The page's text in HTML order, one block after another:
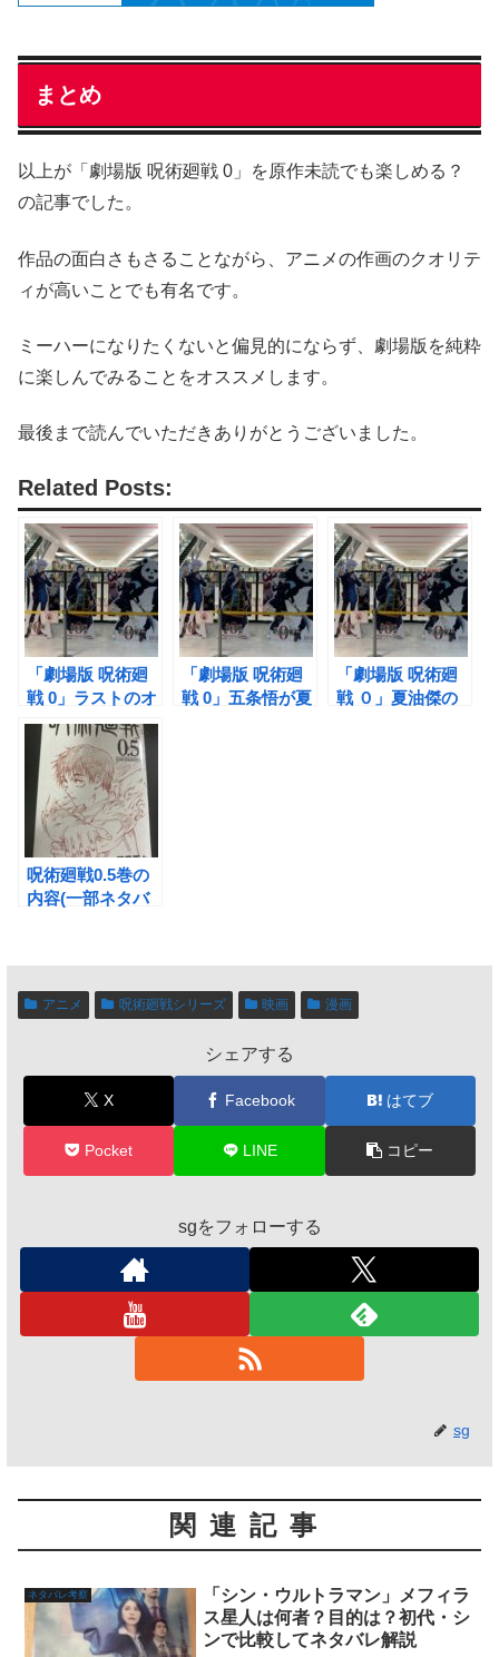
まとめ
以上が「劇場版 呪術廻戦 0」を原作未読でも楽しめる？
の記事でした。
作品の面白さもさることながら、アニメの作画のクオリテ
ィが高いことでも有名です。
ミーハーになりたくないと偏見的にならず、劇場版を純粋
に楽しんでみることをオススメします。
最後まで読んでいただきありがとうございました。
Related Posts:
「劇場版 呪術廻
戦 0」ラストのオ
リジナルシーンの
意味とは？(ネタ
バレ)
「劇場版 呪術廻
戦 0」五条悟が夏
「劇場版 呪術廻
戦 ０」夏油傑の
呪術廻戦0.5巻の
内容(一部ネタバ
アニメ 呪術廻戦シリーズ 映画 漫画
シェアする
X Facebook はてブ
Pocket LINE コピー
sgをフォローする
sg
関連記事
ネタバレ考察
「シン・ウルトラマン」メフィラ
ス星人は何者？目的は？初代・シ
ンで比較してネタバレ解説